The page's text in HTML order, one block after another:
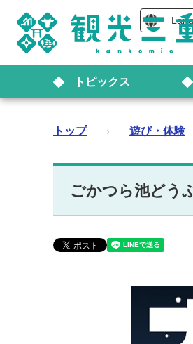
トピックス
トップ › 遊び・体験
ごかつら池どう